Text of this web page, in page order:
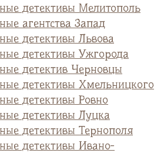
детективы Мелитополь
агентства Запад
детективы Львова
детективы Ужгорода
детектив Черновцы
детективы Хмельницкого
детективы Ровно
детективы Луцка
детективы Тернополя
детективы Ивано-